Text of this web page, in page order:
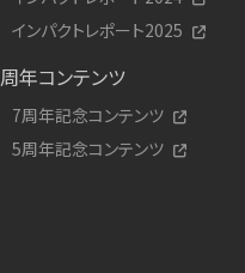
インパクトレポート2025
周年コンテンツ
7周年記念コンテンツ
5周年記念コンテンツ